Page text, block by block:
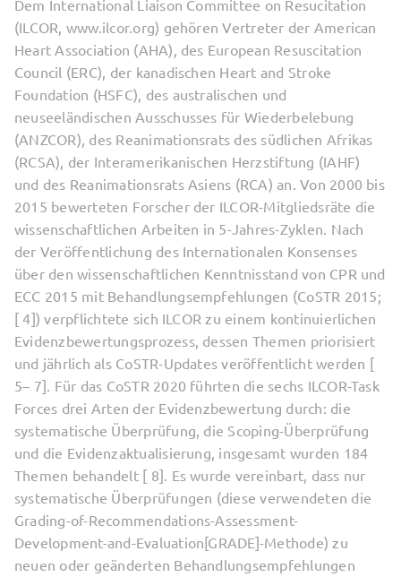
Dem International Liaison Committee on Resucitation
(ILCOR, www.​ilcor.​org) gehören Vertreter der American
Heart Association (AHA), des European Resuscitation
Council (ERC), der kanadischen Heart and Stroke
Foundation (HSFC), des australischen und
neuseeländischen Ausschusses für Wiederbelebung
(ANZCOR), des Reanimationsrats des südlichen Afrikas
(RCSA), der Interamerikanischen Herzstiftung (IAHF)
und des Reanimationsrats Asiens (RCA) an. Von 2000 bis
2015 bewerteten Forscher der ILCOR-Mitgliedsräte die
wissenschaftlichen Arbeiten in 5-Jahres-Zyklen. Nach
der Veröffentlichung des Internationalen Konsenses
über den wissenschaftlichen Kenntnisstand von CPR und
ECC 2015 mit Behandlungsempfehlungen (CoSTR 2015;
[ 4]) verpflichtete sich ILCOR zu einem kontinuierlichen
Evidenzbewertungsprozess, dessen Themen priorisiert
und jährlich als CoSTR-Updates veröffentlicht werden [
5– 7]. Für das CoSTR 2020 führten die sechs ILCOR-Task
Forces drei Arten der Evidenzbewertung durch: die
systematische Überprüfung, die Scoping-Überprüfung
und die Evidenzaktualisierung, insgesamt wurden 184
Themen behandelt [ 8]. Es wurde vereinbart, dass nur
systematische Überprüfungen (diese verwendeten die
Grading-of-Recommendations-Assessment-
Development-and-Evaluation[GRADE]-Methode) zu
neuen oder geänderten Behandlungsempfehlungen